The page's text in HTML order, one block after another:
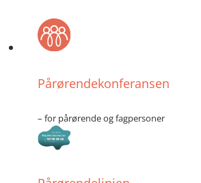
Pårørendekonferansen
– for pårørende og fagpersoner